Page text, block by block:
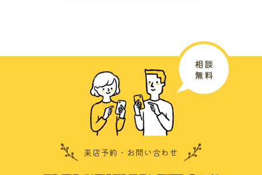
広島ブライダル館について
結婚を決めたおふたりが
今からすることは？
来店予約・お問い合わせ